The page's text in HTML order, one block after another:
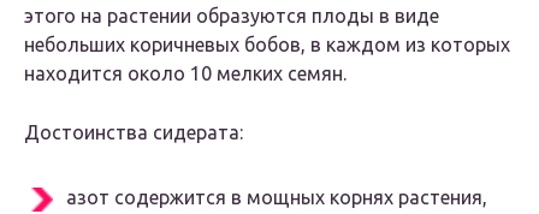
этого на растении образуются плоды в виде
небольших коричневых бобов, в каждом из которых
находится около 10 мелких семян.
Достоинства сидерата:
азот содержится в мощных корнях растения,